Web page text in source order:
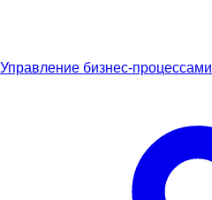
Управление бизнес-процессами